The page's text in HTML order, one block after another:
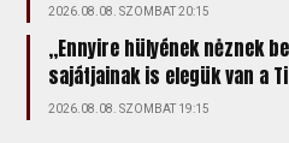
2026.08.08. SZOMBAT 20:15
„Ennyire hülyének nėznek
sajátjainak is elegük van a
2026.08.08. SZOMBAT 19:15